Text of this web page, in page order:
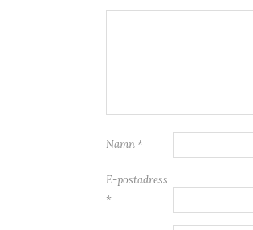
Namn *
E-postadress
*